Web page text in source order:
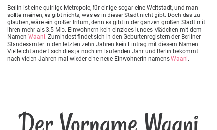
Berlin ist eine quirlige Metropole, für einige sogar eine Weltstadt, und man
sollte meinen, es gibt nichts, was es in dieser Stadt nicht gibt. Doch das zu
glauben, wäre ein großer Irrtum, denn es gibt in der ganzen großen Stadt mit
ihren mehr als 3,5 Mio. Einwohnern kein einziges junges Mädchen mit dem
Namen Waani. Zumindest findet sich in den Geburtenregistern der Berliner
Standesämter in den letzten zehn Jahren kein Eintrag mit diesem Namen.
Vielleicht ändert sich dies ja noch im laufenden Jahr und Berlin bekommt
nach vielen Jahren mal wieder eine neue Einwohnerin namens Waani.